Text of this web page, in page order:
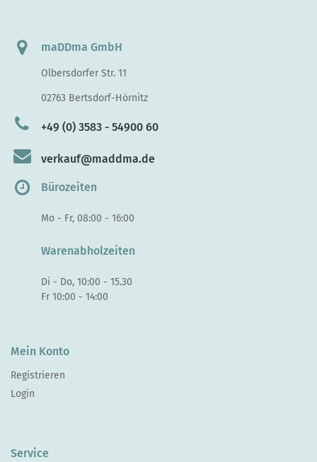
maDDma GmbH
Olbersdorfer Str. 11
02763 Bertsdorf-Hörnitz
+49 (0) 3583 - 54900 60
verkauf@maddma.de
Bürozeiten
Mo - Fr, 08:00 - 16:00
Warenabholzeiten
Di - Do, 10:00 - 15.30
Fr 10:00 - 14:00
Mein Konto
Registrieren
Login
Service